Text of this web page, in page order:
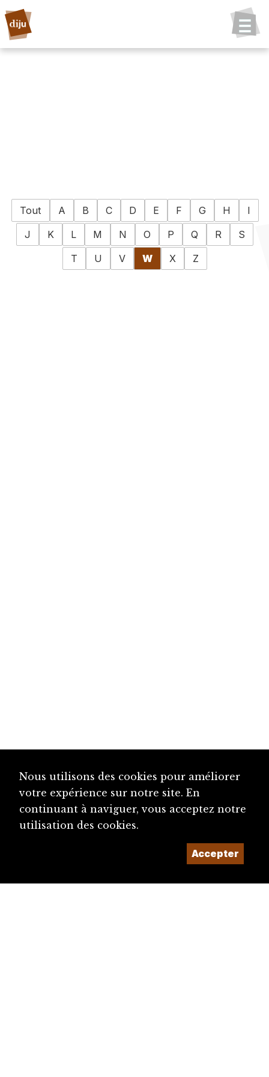
Tout A B C D E F G H
I
J
K L M N O P Q R
S
T
U V W X Z
Nous utilisons des cookies pour améliorer
votre expérience sur notre site. En
continuant à naviguer, vous acceptez notre
utilisation des cookies.
Accepter